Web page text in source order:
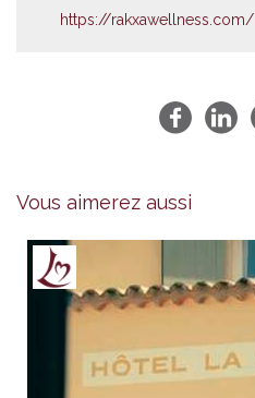
https://rakxawellness.com/
Vous aimerez aussi